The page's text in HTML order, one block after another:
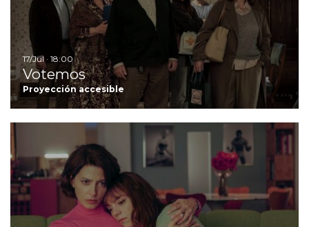
17/Jul · 18:00
Votemos
Proyección accesible